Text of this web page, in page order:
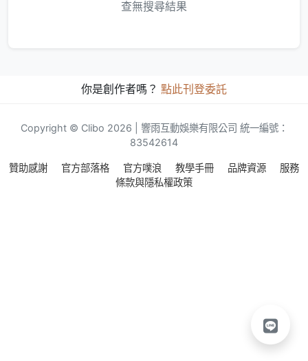
查無搜尋結果
你是創作者嗎？ 點此刊登委託
Copyright © Clibo 2026 | 響雨互動娛樂有限公司 統一編號：
83542614
贊助感謝 官方部落格 官方噗浪 教學手冊 品牌資源
服務
條款與隱私權政策